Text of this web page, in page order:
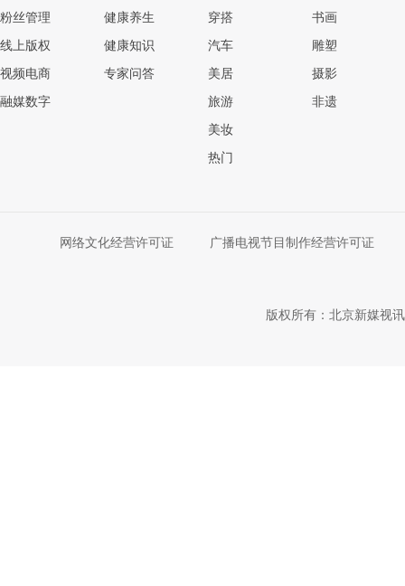
粉丝管理
线上版权
视频电商
融媒数字
健康养生
健康知识
专家问答
穿搭
汽车
美居
旅游
美妆
热门
书画
雕塑
摄影
非遗
网络文化经营许可证 广播电视节目制作经营许可证
版权所有：北京新媒